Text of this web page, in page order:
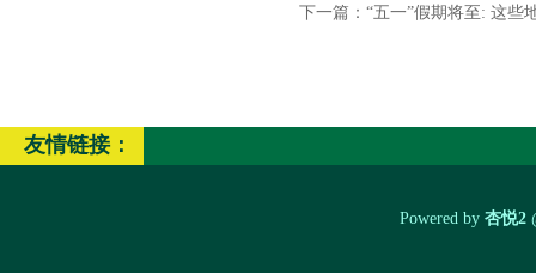
下一篇： “五一”假期将至: 这些
友情链接：
Powered by 杏悦2